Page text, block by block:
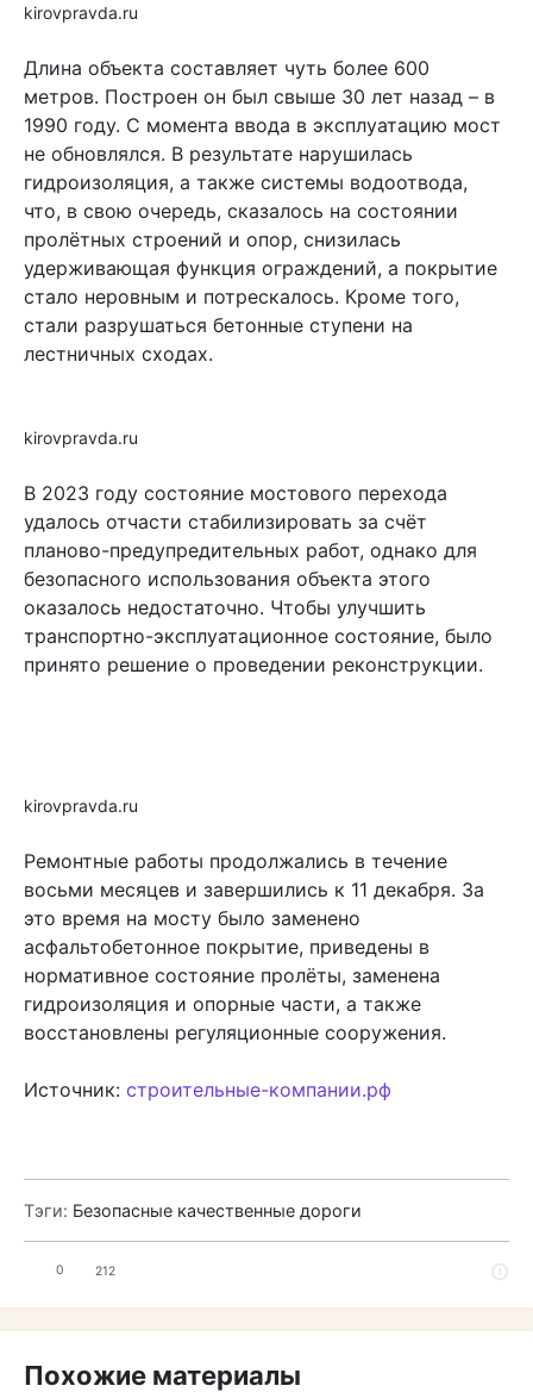
kirovpravda.ru
Длина объекта составляет чуть более 600
метров. Построен он был свыше 30 лет назад – в
1990 году. С момента ввода в эксплуатацию мост
не обновлялся. В результате нарушилась
гидроизоляция, а также системы водоотвода,
что, в свою очередь, сказалось на состоянии
пролётных строений и опор, снизилась
удерживающая функция ограждений, а покрытие
стало неровным и потрескалось. Кроме того,
стали разрушаться бетонные ступени на
лестничных сходах.
kirovpravda.ru
В 2023 году состояние мостового перехода
удалось отчасти стабилизировать за счёт
планово-предупредительных работ, однако для
безопасного использования объекта этого
оказалось недостаточно. Чтобы улучшить
транспортно-эксплуатационное состояние, было
принято решение о проведении реконструкции.
kirovpravda.ru
Ремонтные работы продолжались в течение
восьми месяцев и завершились к 11 декабря. За
это время на мосту было заменено
асфальтобетонное покрытие, приведены в
нормативное состояние пролёты, заменена
гидроизоляция и опорные части, а также
восстановлены регуляционные сооружения.
Источник: строительные-компании.рф
Тэги: Безопасные качественные дороги
0 212
Похожие материалы